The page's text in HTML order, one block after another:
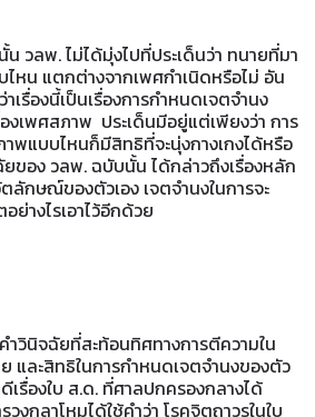
วลพ. ไม่ได้มุ่งไปที่ประเด็นว่า ทนายที่มา
หน แตกต่างจากเพศกำเนิดหรือไม่ อัน
าเรื่องนี้เป็นเรื่องการกำหนดเจตจำนง
งเพศสภาพ ประเด็นมีอยู่แต่เพียงว่า การ
าพแบบไหนก็มีสิทธิที่จะนุ่งกางเกงได้หรือ
ยของ วลพ. ฉบับนั้น ได้กล่าวถึงเรื่องหลัก
ลักษณ์ของตัวเอง เจตจำนงในการจะ
ย่างไรเอาไว้อีกด้วย
วินิจฉัยที่สะท้อนทิศทางการตีความใน
และสิทธิในการกำหนดเจตจำนงของตัว
เรื่องใบ ส.ด. ที่ศาลปกครองกลางได้
งกลาโหมได้ใช้คำว่า โรคจิตถาวรในใบ